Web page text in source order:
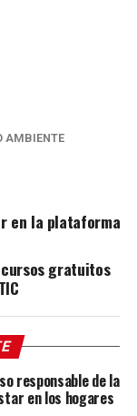
AMBIENTE
en la plataforma
gratuitos
responsable de la
en los hogares